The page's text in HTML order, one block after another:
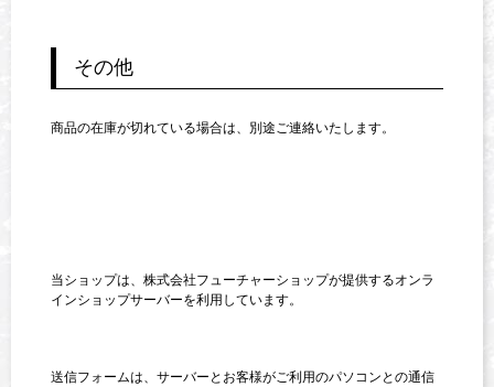
その他
商品の在庫が切れている場合は、別途ご連絡いたします。
当ショップは、株式会社フューチャーショップが提供するオンラ
インショップサーバーを利用しています。
送信フォームは、サーバーとお客様がご利用のパソコンとの通信